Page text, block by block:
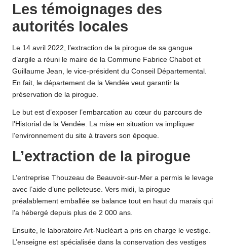
Les témoignages des
autorités locales
Le 14 avril 2022, l’extraction de la pirogue de sa gangue
d’argile a réuni le maire de la Commune Fabrice Chabot et
Guillaume Jean, le vice-président du Conseil Départemental.
En fait, le département de la Vendée veut garantir la
préservation de la pirogue.
Le but est d’exposer l’embarcation au cœur du parcours de
l’Historial de la Vendée. La mise en situation va impliquer
l’environnement du site à travers son époque.
L’extraction de la pirogue
L’entreprise Thouzeau de Beauvoir-sur-Mer a permis le levage
avec l’aide d’une pelleteuse. Vers midi, la pirogue
préalablement emballée se balance tout en haut du marais qui
l’a hébergé depuis plus de 2 000 ans.
Ensuite, le laboratoire Art-Nucléart a pris en charge le vestige.
L’enseigne est spécialisée dans la conservation des vestiges